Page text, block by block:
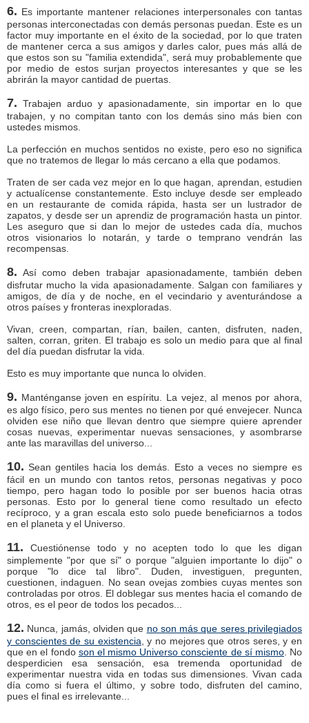
6. Es importante mantener relaciones interpersonales con tantas
personas interconectadas con demás personas puedan. Este es un
factor muy importante en el éxito de la sociedad, por lo que traten
de mantener cerca a sus amigos y darles calor, pues más allá de
que estos son su "familia extendida", será muy probablemente que
por medio de estos surjan proyectos interesantes y que se les
abrirán la mayor cantidad de puertas.
7. Trabajen arduo y apasionadamente, sin importar en lo que
trabajen, y no compitan tanto con los demás sino más bien con
ustedes mismos.
La perfección en muchos sentidos no existe, pero eso no significa
que no tratemos de llegar lo más cercano a ella que podamos.
Traten de ser cada vez mejor en lo que hagan, aprendan, estudien
y actualícense constantemente. Esto incluye desde ser empleado
en un restaurante de comida rápida, hasta ser un lustrador de
zapatos, y desde ser un aprendiz de programación hasta un pintor.
Les aseguro que si dan lo mejor de ustedes cada día, muchos
otros visionarios lo notarán, y tarde o temprano vendrán las
recompensas.
8. Así como deben trabajar apasionadamente, también deben
disfrutar mucho la vida apasionadamente. Salgan con familiares y
amigos, de día y de noche, en el vecindario y aventurándose a
otros países y fronteras inexploradas.
Vivan, creen, compartan, rían, bailen, canten, disfruten, naden,
salten, corran, griten. El trabajo es solo un medio para que al final
del día puedan disfrutar la vida.
Esto es muy importante que nunca lo olviden.
9. Manténganse joven en espíritu. La vejez, al menos por ahora,
es algo físico, pero sus mentes no tienen por qué envejecer. Nunca
olviden ese niño que llevan dentro que siempre quiere aprender
cosas nuevas, experimentar nuevas sensaciones, y asombrarse
ante las maravillas del universo...
10. Sean gentiles hacia los demás. Esto a veces no siempre es
fácil en un mundo con tantos retos, personas negativas y poco
tiempo, pero hagan todo lo posible por ser buenos hacia otras
personas. Esto por lo general tiene como resultado un efecto
recíproco, y a gran escala esto solo puede beneficiarnos a todos
en el planeta y el Universo.
11. Cuestiónense todo y no acepten todo lo que les digan
simplemente "por que sí" o porque "alguien importante lo dijo" o
porque "lo dice tal libro". Duden, investiguen, pregunten,
cuestionen, indaguen. No sean ovejas zombies cuyas mentes son
controladas por otros. El doblegar sus mentes hacia el comando de
otros, es el peor de todos los pecados...
12. Nunca, jamás, olviden que no son más que seres privilegiados
y conscientes de su existencia , y no mejores que otros seres, y en
que en el fondo son el mismo Universo consciente de sí mismo. No
desperdicien esa sensación, esa tremenda oportunidad de
experimentar nuestra vida en todas sus dimensiones. Vivan cada
día como si fuera el último, y sobre todo, disfruten del camino,
pues el final es irrelevante...